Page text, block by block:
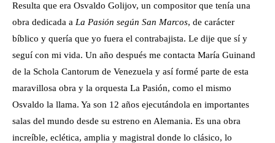
Resulta que era Osvaldo Golijov, un compositor que tenía una
obra dedicada a La Pasión según San Marcos, de carácter
bíblico y quería que yo fuera el contrabajista. Le dije que sí y
seguí con mi vida. Un año después me contacta María Guinand
de la Schola Cantorum de Venezuela y así formé parte de esta
maravillosa obra y la orquesta La Pasión, como el mismo
Osvaldo la llama. Ya son 12 años ejecutándola en importantes
salas del mundo desde su estreno en Alemania. Es una obra
increíble, eclética, amplia y magistral donde lo clásico, lo